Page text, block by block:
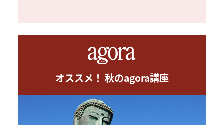
オススメ！ 秋のagora講座